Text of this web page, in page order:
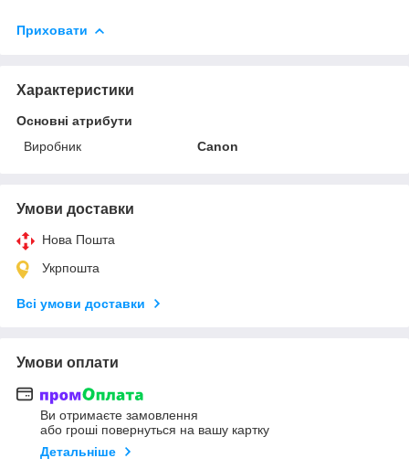
Приховати
Характеристики
Основні атрибути
Виробник
Canon
Умови доставки
Нова Пошта
Укрпошта
Всі умови доставки
Умови оплати
Ви отримаєте замовлення
або гроші повернуться на вашу картку
Детальніше